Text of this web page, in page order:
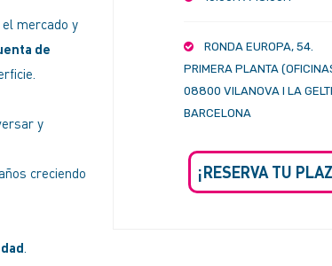
el mercado y
de
y
creciendo
RONDA EUROPA, 54.
PRIMERA PLANTA
08800 VILANOVA I LA
BARCELONA
¡RESERVA TU